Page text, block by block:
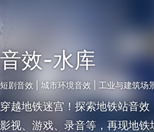
音效-水库
短剧音效 | 城市环境音效 | 工业与建筑场
穿越地铁迷宫！探索地铁站音
影视、游戏、录音等，再现地